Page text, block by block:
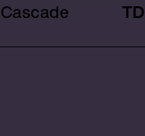
Cascade TD